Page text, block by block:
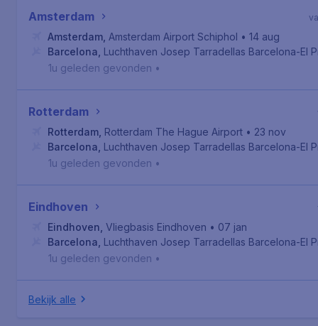
Amsterdam
Amsterdam Amsterdam Airport Schiphol • 14 aug
Barcelona Luchthaven Josep Tarradellas Barcelona-El
1u geleden gevonden •
Rotterdam
Rotterdam Rotterdam The Hague Airport • 23 nov
Barcelona Luchthaven Josep Tarradellas Barcelona-El
1u geleden gevonden •
Eindhoven
Eindhoven Vliegbasis Eindhoven • 07 jan
Barcelona Luchthaven Josep Tarradellas Barcelona-El
1u geleden gevonden •
Bekijk alle